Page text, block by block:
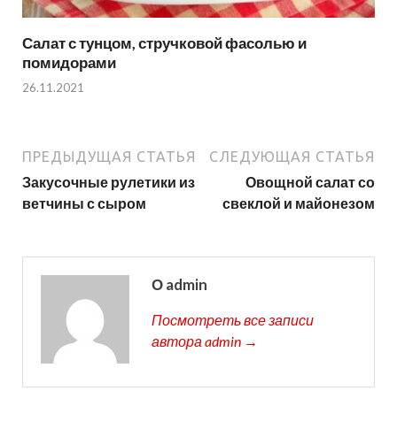
Салат с тунцом, стручковой фасолью и
помидорами
26.11.2021
ПРЕДЫДУЩАЯ СТАТЬЯ
Закусочные рулетики из
ветчины с сыром
СЛЕДУЮЩАЯ СТАТЬЯ
Овощной салат со
свеклой и майонезом
О admin
Посмотреть все записи
автора admin →